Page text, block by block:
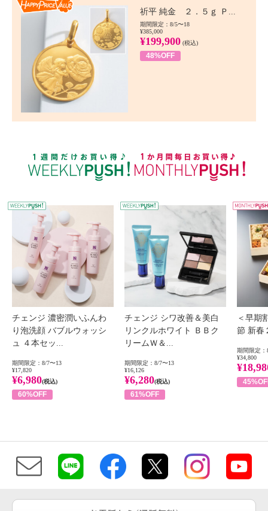
祈平 純金 ２．５ｇ Ｐ...
期間限定：8/5〜18
¥385,000
¥199,900 (税込)
48%OFF
WEEKLY PUSH
チェンジ 濃密潤いふんわ
り泡洗顔 バブルウォッシ
ュ ４本セッ...
期間限定：8/7〜13
¥17,820
¥6,980(税込)
60%OFF
チェンジ シワ改善＆美白
リンクルホワイト ＢＢク
リームＷ＆...
期間限定：8/7〜13
¥16,126
¥6,280(税込)
61%OFF
＜早期
節 新春
期間限定：
¥34,800